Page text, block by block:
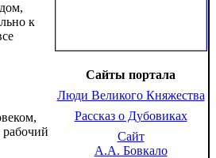
к
Сайты портала
Люди Великого Княжества
Рассказ о Дубовиках
Сайт
А.А. Бовкало